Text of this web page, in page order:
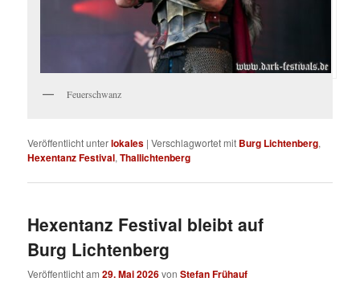
Feuerschwanz
Veröffentlicht unterlokales |Verschlagwortet mit Burg Lichtenberg,
Hexentanz Festival,Thallichtenberg
Hexentanz Festival bleibt auf
Burg Lichtenberg
Veröffentlicht am29. Mai 2026vonStefan Frühauf